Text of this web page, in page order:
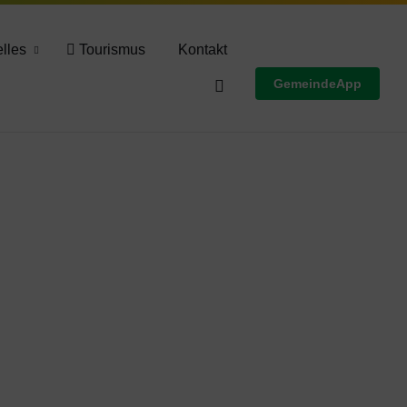
Tourismus Kontakt
GemeindeApp